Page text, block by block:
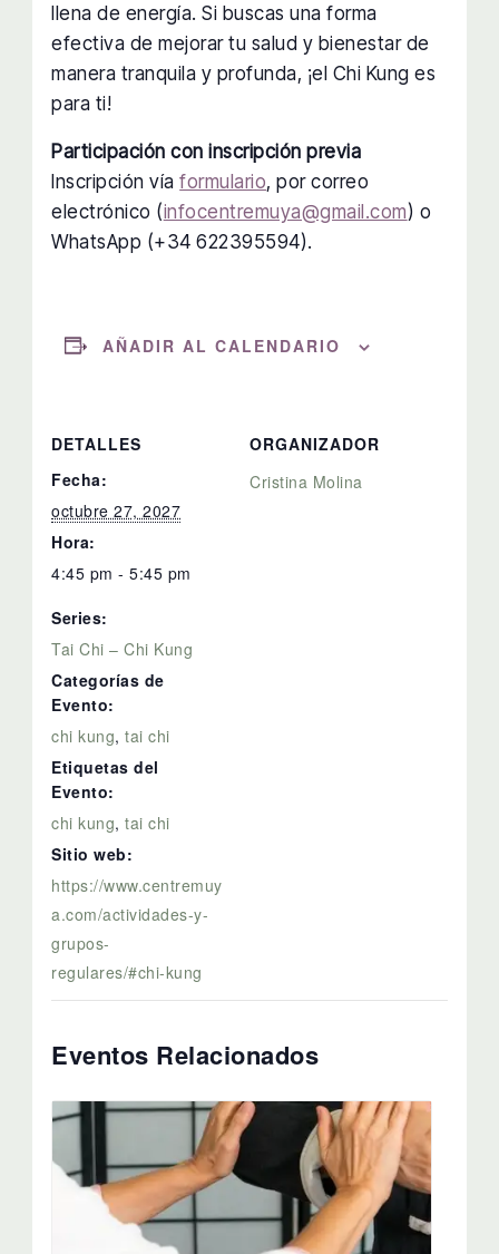
llena de energía. Si buscas una forma
efectiva de mejorar tu salud y bienestar de
manera tranquila y profunda, ¡el Chi Kung es
para ti!
Participación con inscripción previa
Inscripción víaformulario, por correo
electrónico (infocentremuya@gmail.com) o
WhatsApp (+34 622395594).
AÑADIR AL CALENDARIO
DETALLES
Fecha:
octubre 27, 2027
Hora:
4:45 pm - 5:45 pm
Series:
Tai Chi – Chi Kung
Categorías de
Evento:
chi kung,tai chi
Etiquetas del
Evento:
chi kung,tai chi
Sitio web:
https://www.centremuy
a.com/actividades-y-
grupos-
regulares/#chi-kung
ORGANIZADOR
Cristina Molina
Eventos Relacionados